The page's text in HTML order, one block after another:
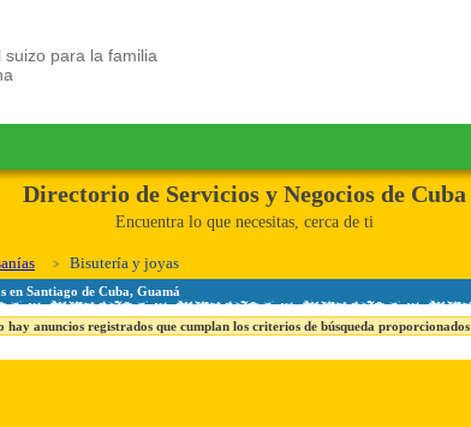
suizo para la familia
Directorio de Servicios y Negocios de Cuba
Encuentra lo que necesitas, cerca de ti
Bisutería y joyas
en Santiago de Cuba, Guamá
hay anuncios registrados que cumplan los criterios de búsqueda proporcionados